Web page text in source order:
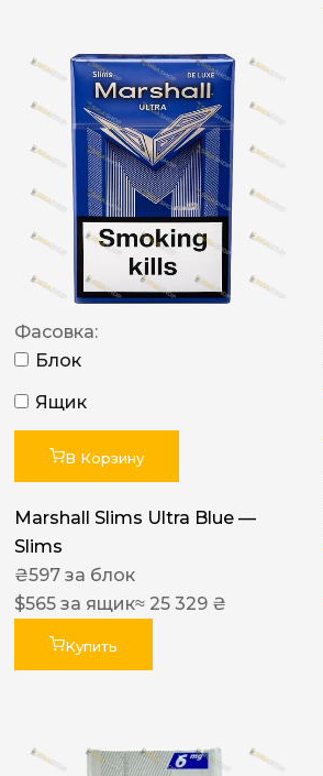
Фасовка:
Блок
Ящик
В Корзину
Marshall Slims Ultra Blue —
Slims
₴597 за блок
$565 за ящик≈ 25 329 ₴
Купить